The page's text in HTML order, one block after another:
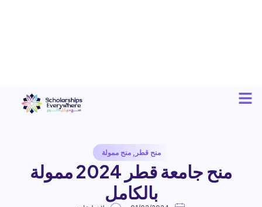
منح قطر ,منح ممولة
منح جامعة قطر 2024 ممولة
بالكامل